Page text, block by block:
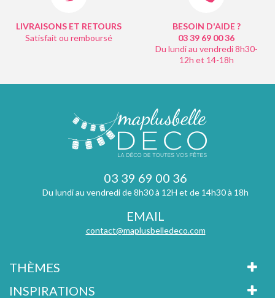
LIVRAISONS ET RETOURS
Satisfait ou remboursé
BESOIN D'AIDE ?
03 39 69 0036
Du lundi au vendredi 8h30-
12h et 14-18h
03 39 69 00 36
Du lundi au vendredi de 8h30 à 12H et de 14h30 à 18h
EMAIL
contact@maplusbelledeco.com
THÈMES
INSPIRATIONS